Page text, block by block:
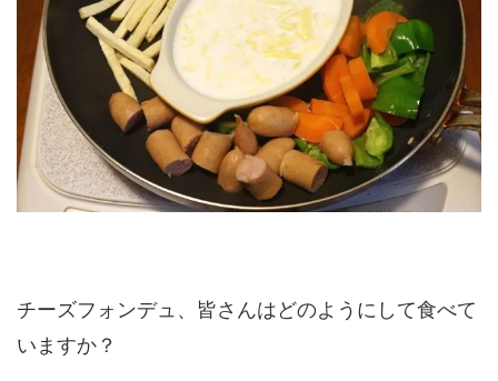
チーズフォンデュ、皆さんはどのようにして食べて
いますか？